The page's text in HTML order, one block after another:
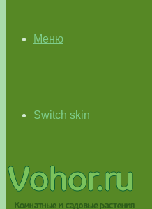
Меню
Switch skin